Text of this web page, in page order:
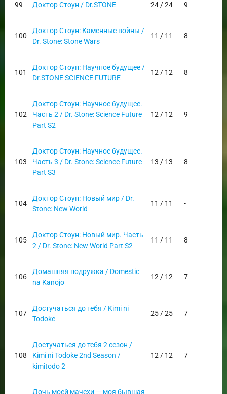
99 Доктор Стоун / Dr.STONE 24 / 24 9
100
Доктор Стоун: Каменные войны /
Dr. Stone: Stone Wars
11 / 11 8
101
Доктор Стоун: Научное будущее /
Dr.STONE SCIENCE FUTURE
12 / 12 8
102
Доктор Стоун: Научное будущее.
Часть 2 / Dr. Stone: Science Future
Part S2
12 / 12 9
103
Доктор Стоун: Научное будущее.
Часть 3 / Dr. Stone: Science Future
Part S3
13 / 13 8
104
Доктор Стоун: Новый мир / Dr.
Stone: New World
11 / 11 -
105
Доктор Стоун: Новый мир. Часть
2 / Dr. Stone: New World Part S2
11 / 11 8
106
Домашняя подружка / Domestic
na Kanojo
12 / 12 7
107
Достучаться до тебя / Kimi ni
Todoke
25 / 25 7
108
Достучаться до тебя 2 сезон /
Kimi ni Todoke 2nd Season /
kimitodo 2
12 / 12 7
Дочь моей мачехи — моя бывшая